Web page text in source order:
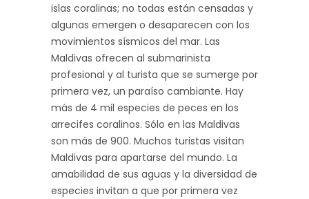
islas coralinas; no todas están censadas y
algunas emergen o desaparecen con los
movimientos sísmicos del mar. Las
Maldivas ofrecen al submarinista
profesional y al turista que se sumerge por
primera vez, un paraíso cambiante. Hay
más de 4 mil especies de peces en los
arrecifes coralinos. Sólo en las Maldivas
son más de 900. Muchos turistas visitan
Maldivas para apartarse del mundo. La
amabilidad de sus aguas y la diversidad de
especies invitan a que por primera vez